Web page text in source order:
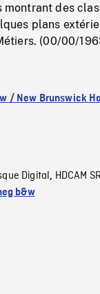
des
plans
(00/00/
/ New Brunswick
Digital, HDCAM SR
b&w